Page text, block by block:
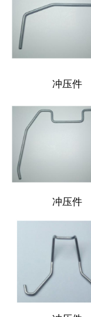
冲压件
冲压件